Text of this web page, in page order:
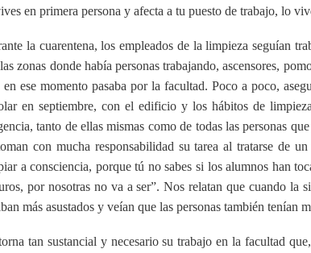
en primera persona y afecta a tu puesto de trabajo, lo
la cuarentena, los empleados de la limpieza seguían
zonas donde había personas trabajando, ascensores,
en ese momento pasaba por la facultad. Poco a poco,
en septiembre, con el edificio y los hábitos de
tanto de ellas mismas como de todas las personas
con mucha responsabilidad su tarea al tratarse de
a consciencia, porque tú no sabes si los alumnos han
por nosotras no va a ser”. Nos relatan que cuando la
más asustados y veían que las personas también
tan sustancial y necesario su trabajo en la facultad